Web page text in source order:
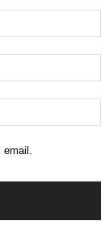
email.